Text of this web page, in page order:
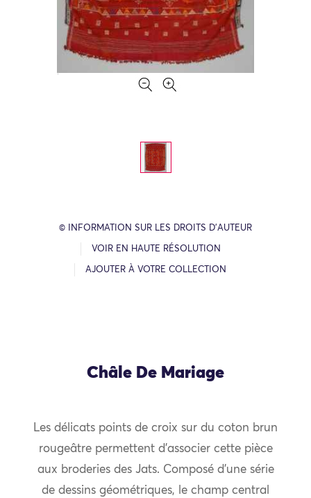
© INFORMATION SUR LES DROITS D’AUTEUR
VOIR EN HAUTE RÉSOLUTION
AJOUTER À VOTRE COLLECTION
Châle De Mariage
Les délicats points de croix sur du coton brun
rougeâtre permettent d’associer cette pièce
aux broderies des Jats. Composé d’une série
de dessins géométriques, le champ central